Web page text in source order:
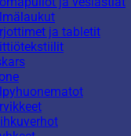
ja tabletit